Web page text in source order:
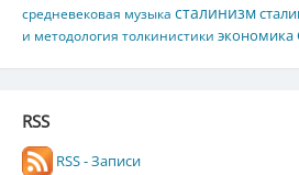
средневековая музыка сталинизм
и методология толкинистики экономика
RSS
RSS - Записи